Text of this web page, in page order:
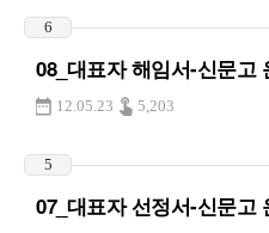
6
08_대표자 해임서-신문고
12.05.23 5,203
5
07_대표자 선정서-신문고